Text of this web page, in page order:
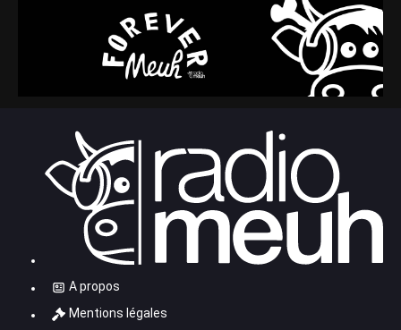
A propos
Mentions légales